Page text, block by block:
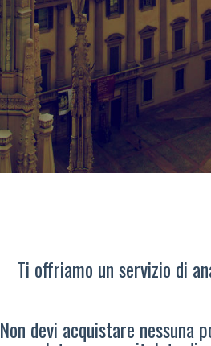
Ti offriamo un servizio di
Non devi acquistare nessuna